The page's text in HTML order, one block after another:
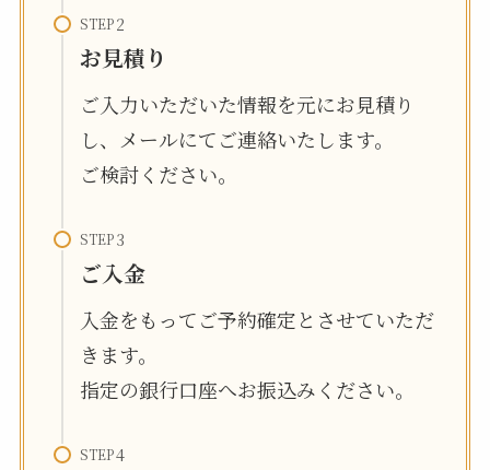
STEP
お見積り
ご入力いただいた情報を元にお見積り
し、メールにてご連絡いたします。
ご検討ください。
STEP
ご入金
入金をもってご予約確定とさせていただ
きます。
指定の銀行口座へお振込みください。
STEP